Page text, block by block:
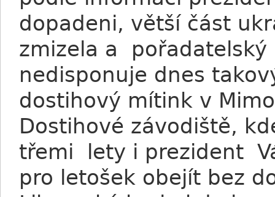
dopadeni, větší část
zmizela a pořadatelský
nedisponuje dnes
dostihový mítink v
Dostihové závodiště,
třemi lety i prezident
pro letošek obejít bez